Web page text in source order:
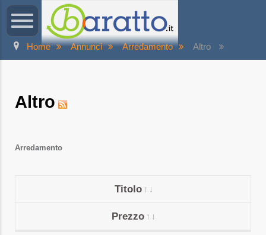
Home Annunci Arredamento Altro
Altro
Arredamento
Titolo
Prezzo